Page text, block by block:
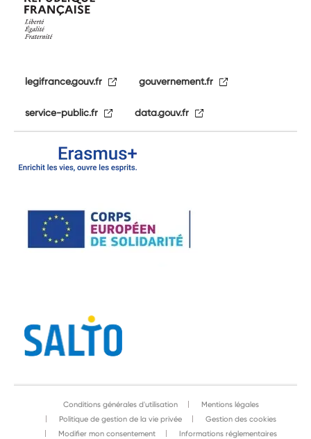
legifrance.gouv.fr gouvernement.fr
service-public.fr data.gouv.fr
Conditions générales d'utilisation
Mentions légales
Politique de gestion de la vie privée
Gestion des cookies
Modifier mon consentement
Informations réglementaires